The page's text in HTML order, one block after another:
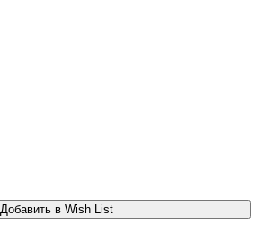
Добавить в Wish List